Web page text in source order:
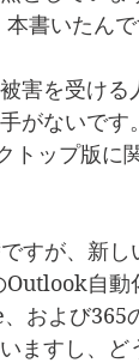
書いたん
害を受け
がないで
トップ版に
すが、新
自動
および365
ますし、ど